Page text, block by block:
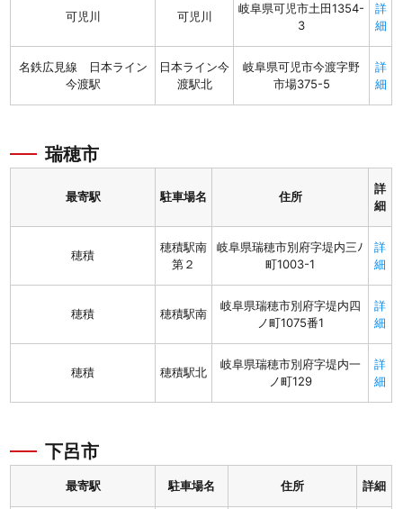
可児川 可児川
岐阜県可児市土田1354-
3
詳
細
名鉄広見線 日本ライン
今渡駅
日本ライン今
渡駅北
岐阜県可児市今渡字野
市場375-5
詳
細
瑞穂市
最寄駅 駐車場名 住所
詳
細
穂積
穂積駅南
第２
岐阜県瑞穂市別府字堤内三ﾉ
町1003-1
詳
細
穂積 穂積駅南
岐阜県瑞穂市別府字堤内四
ノ町1075番1
詳
細
穂積 穂積駅北
岐阜県瑞穂市別府字堤内一
ノ町129
詳
細
下呂市
最寄駅 駐車場名 住所 詳細